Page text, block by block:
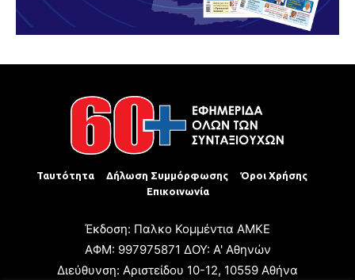
Ταυτότητα Δήλωση Συμμόρφωσης
Όροι Χρήσης
Επικοινωνία
Έκδοση: Παλκο Κομμέντια ΑΜΚΕ
ΑΦΜ: 997975871 ΔΟΥ: Α' Αθηνών
Διεύθυνση: Αριστείδου 10-12, 10559 Αθήνα